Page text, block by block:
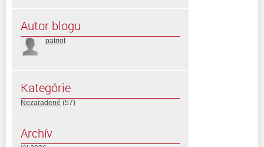
Autor blogu
patriot
Kategórie
Nezaradené (57)
Archív